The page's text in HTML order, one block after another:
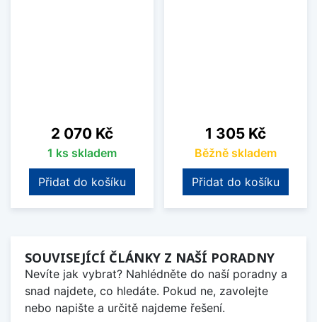
Cena
2 070 Kč
1 ks skladem
Přidat do košíku
Cena
1 305 Kč
Běžně skladem
Přidat do košíku
SOUVISEJÍCÍ ČLÁNKY Z NAŠÍ PORADNY
Nevíte jak vybrat? Nahlédněte do naší poradny a
snad najdete, co hledáte. Pokud ne, zavolejte
nebo napište a určitě najdeme řešení.